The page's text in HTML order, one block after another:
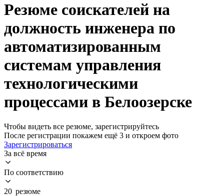
Резюме соискателей на
должность инженера по
автоматизированным
системам управления
технологическими
процессами в Белоозерске
Чтобы видеть все резюме, зарегистрируйтесь
После регистрации покажем ещё 3 и откроем фото
Зарегистрироваться
За всё время
По соответствию
20 резюме